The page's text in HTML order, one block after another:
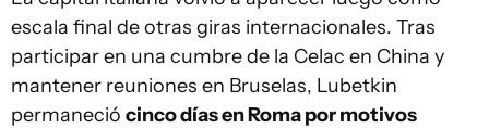
escala final de otras giras internacionales. Tras
participar en una cumbre de la Celac en China y
mantener reuniones en Bruselas, Lubetkin
permaneció cinco días en Roma por motivos